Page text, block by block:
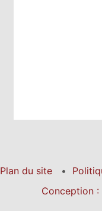
Plan du site
Conception